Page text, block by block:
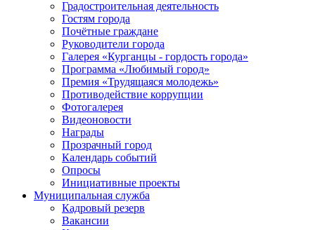
Градостроительная деятельность
Гостям города
Почётные граждане
Руководители города
Галерея «Курганцы - гордость города»
Программа «Любимый город»
Премия «Трудящаяся молодежь»
Противодействие коррупции
Фотогалерея
Видеоновости
Награды
Прозрачный город
Календарь событий
Опросы
Инициативные проекты
Муниципальная служба
Кадровый резерв
Вакансии